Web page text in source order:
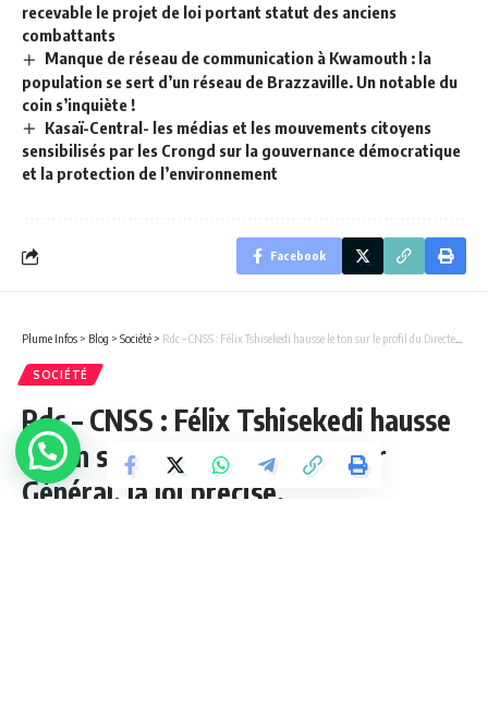
recevable le projet de loi portant statut des anciens
combattants
Manque de réseau de communication à Kwamouth : la
population se sert d’un réseau de Brazzaville. Un notable du
coin s’inquiète !
Kasaï-Central- les médias et les mouvements citoyens
sensibilisés par les Crongd sur la gouvernance démocratique
et la protection de l’environnement
Facebook
Plume Infos > Blog > Société > Rdc – CNSS : Félix Tshisekedi hausse le ton sur le profil du Directeur Général, la loi précise.
SOCIÉTÉ
Rdc – CNSS : Félix Tshisekedi hausse
le ton sur le profil du Directeur
Général, la loi précise.